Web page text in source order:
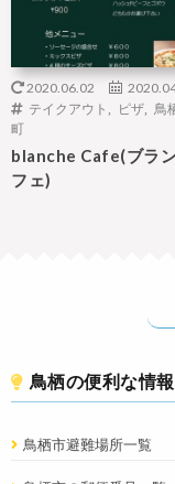
2020.06.02
テイクアウト ピザ
鳥
町
blanche Cafe(ブラ
フェ)
鳥栖の便利な情報
鳥栖市避難場所一覧